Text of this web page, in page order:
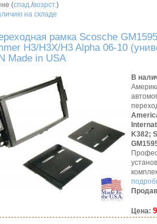
(спад./возрст.)
на складе
рамка Scosche
H3/H3X/H3 Alpha 06-10
Made in USA
В
K382;
Цена: